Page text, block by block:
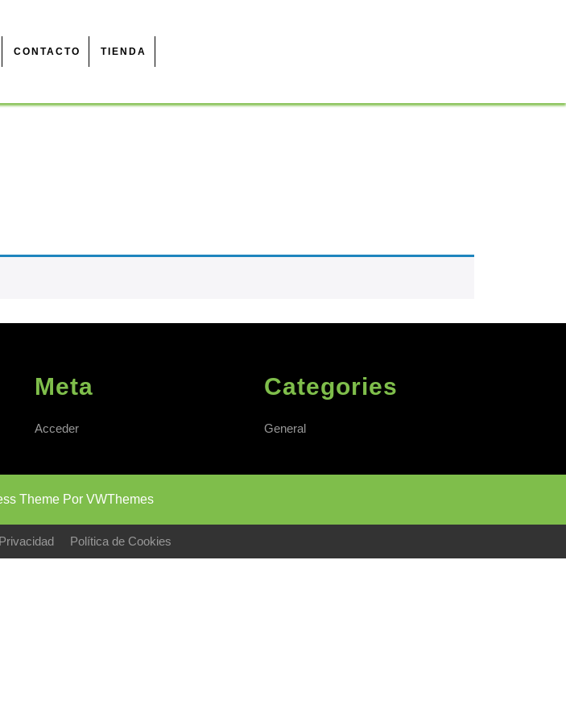
CONTACTO TIENDA
Meta
Acceder
Categories
General
Theme Por VWThemes
hacia
arriba
Política de Cookies